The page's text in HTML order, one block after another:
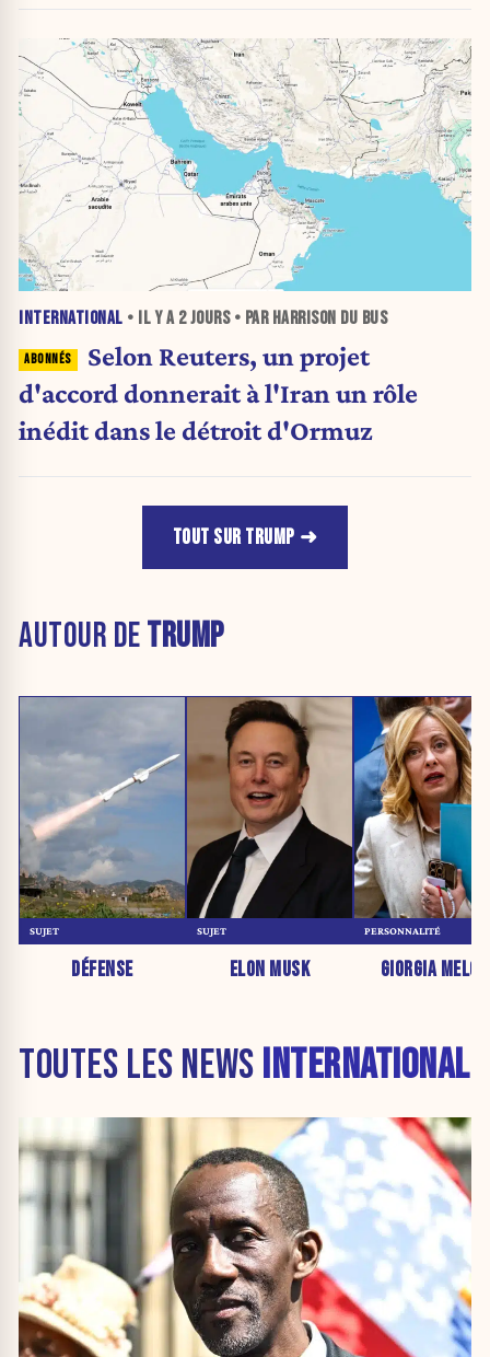
INTERNATIONAL • IL Y A 2 JOURS• PAR HARRISON DU BUS
Selon Reuters, un projet
d'accord donnerait à l'Iran un rôle
inédit dans le détroit d'Ormuz
TOUT SUR TRUMP
AUTOUR DETRUMP
DÉFENSE
SUJET
ELON MUSK
SUJET
GIORGIA
PERSONNALITÉ
TOUTES LES NEWS INTERNATIONAL